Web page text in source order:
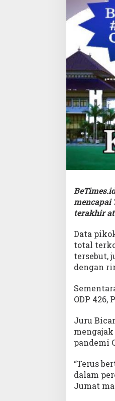
mencapai
terakhir
Data
total
tersebut,
dengan
ODP 426,
Juru
pandemi
“Terus
dalam
Jumat